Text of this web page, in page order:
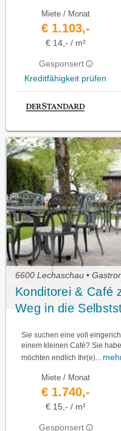
Miete / Monat
€ 1.103,-
€ 14,- / m²
Gesponsert
Kreditfähigkeit prüfen
6600 Lechaschau •
Konditorei & Café
Weg in die
Sie suchen eine voll
einem kleinen Café? Sie
möchten endlich Ihr(e)...
Miete / Monat
€ 1.740,-
€ 15,- / m²
Gesponsert